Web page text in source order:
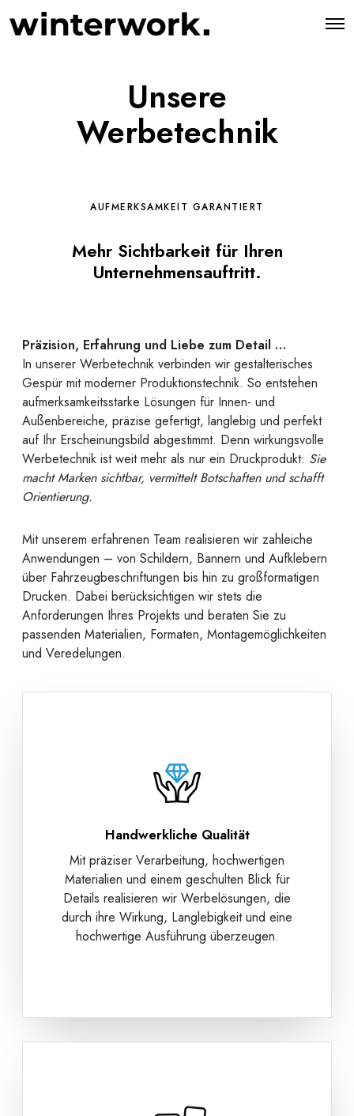
O
Unsere
Werbetechnik
AUFMERKSAMKEIT GARANTIERT
Mehr Sichtbarkeit für Ihren
Unternehmensauftritt.
Präzision, Erfahrung und Liebe zum Detail …
In unserer Werbetechnik verbinden wir gestalterisches
Gespür mit moderner Produktionstechnik. So entstehen
aufmerksamkeitsstarke Lösungen für Innen- und
Außenbereiche, präzise gefertigt, langlebig und perfekt
auf Ihr Erscheinungsbild abgestimmt. Denn wirkungsvolle
Werbetechnik ist weit mehr als nur ein Druckprodukt: Sie
macht Marken sichtbar, vermittelt Botschaften und schafft
Orientierung.
Mit unserem erfahrenen Team realisieren wir zahleiche
Anwendungen – von Schildern, Bannern und Aufklebern
über Fahrzeugbeschriftungen bis hin zu großformatigen
Drucken. Dabei berücksichtigen wir stets die
Anforderungen Ihres Projekts und beraten Sie zu
passenden Materialien, Formaten, Montagemöglichkeiten
und Veredelungen.
Handwerkliche Qualität
Mit präziser Verarbeitung, hochwertigen
Materialien und einem geschulten Blick für
Details realisieren wir Werbelösungen, die
durch ihre Wirkung, Langlebigkeit und eine
hochwertige Ausführung überzeugen.